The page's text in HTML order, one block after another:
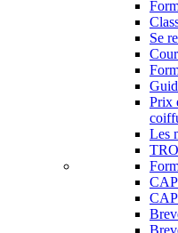
Se
Prix
Les
CAP